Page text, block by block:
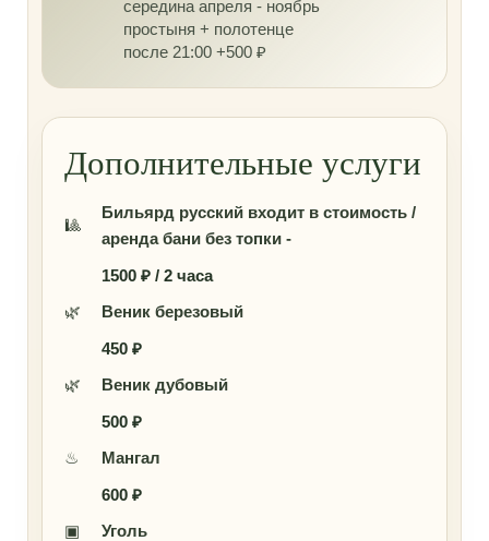
середина апреля - ноябрь
простыня + полотенце
после 21:00 +500 ₽
Дополнительные услуги
🎱
Бильярд русский входит в стоимость /
аренда бани без топки -
1500 ₽ / 2 часа
🌿
Веник березовый
450 ₽
🌿
Веник дубовый
500 ₽
♨
Мангал
600 ₽
▣
Уголь